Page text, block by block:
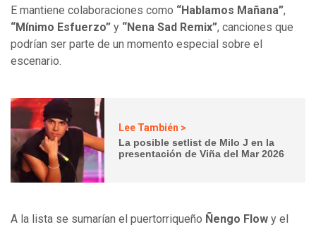
E mantiene colaboraciones como “Hablamos Mañana”,
“Mínimo Esfuerzo” y “Nena Sad Remix”, canciones que
podrían ser parte de un momento especial sobre el
escenario.
Lee También >
La posible setlist de Milo J en la
presentación de Viña del Mar 2026
A la lista se sumarían el puertorriqueño Ñengo Flow y el